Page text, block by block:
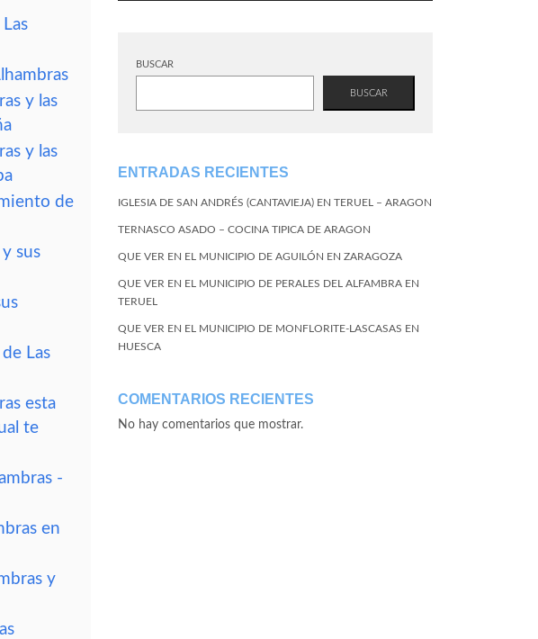
y las
y las
de
sus
Las
esta
te
-
en
y
BUSCAR
BUSCAR
ENTRADAS RECIENTES
IGLESIA DE SAN ANDRÉS (CANTAVIEJA) EN TERUEL – ARAGON
TERNASCO ASADO – COCINA TIPICA DE ARAGON
QUE VER EN EL MUNICIPIO DE AGUILÓN EN ZARAGOZA
QUE VER EN EL MUNICIPIO DE PERALES DEL ALFAMBRA EN
TERUEL
QUE VER EN EL MUNICIPIO DE MONFLORITE-LASCASAS EN
HUESCA
COMENTARIOS RECIENTES
No hay comentarios que mostrar.